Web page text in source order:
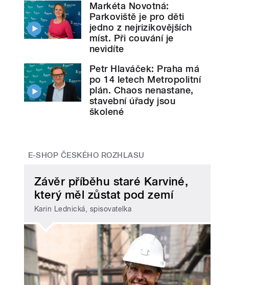
Markéta Novotná:
Parkoviště je pro děti
jedno z nejrizikovějších
míst. Při couvání je
nevidíte
Petr Hlaváček: Praha má
po 14 letech Metropolitní
plán. Chaos nenastane,
stavební úřady jsou
školené
E-SHOP ČESKÉHO ROZHLASU
Závěr příběhu staré Karviné,
který měl zůstat pod zemí
Karin Lednická, spisovatelka